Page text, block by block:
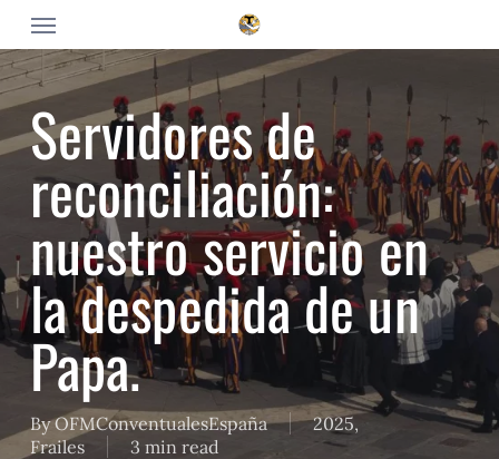
main
content
Menu
Servidores de
reconciliación:
nuestro servicio en
la despedida de un
Papa.
By OFMConventualesEspaña 2025,
Frailes
3 min read